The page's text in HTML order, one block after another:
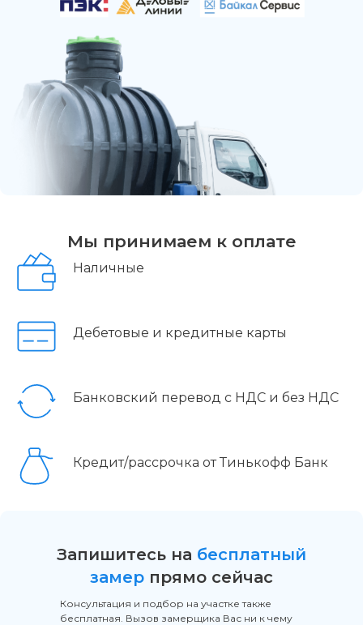
Мы принимаем к оплате
Наличные
Дебетовые и кредитные карты
Банковский перевод с НДС и без НДС
Кредит/рассрочка от Тинькофф Банк
Запишитесь на бесплатный
замер прямо сейчас
Консультация и подбор на участке также
бесплатная. Вызов замерщика Вас ни к чему